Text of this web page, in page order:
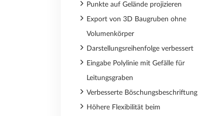
Punkte auf Gelände projizieren
Export von 3D Baugruben ohne
Volumenkörper
Darstellungsreihenfolge verbessert
Eingabe Polylinie mit Gefälle für
Leitungsgraben
Verbesserte Böschungsbeschriftung
Höhere Flexibilität beim